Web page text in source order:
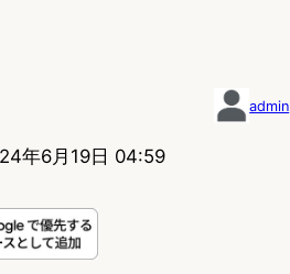
admin
年6月19日 04:59